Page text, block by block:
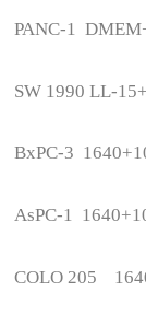
PANC-1
SW 1990 LL-
BxPC-3
AsPC-1
COLO 205